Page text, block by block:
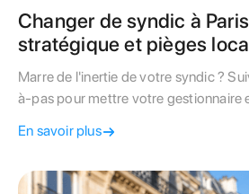
Changer de syndic à
stratégique et pièges
Marre de l'inertie de votre syndic ?
à-pas pour mettre votre gestionnaire
En savoir plus